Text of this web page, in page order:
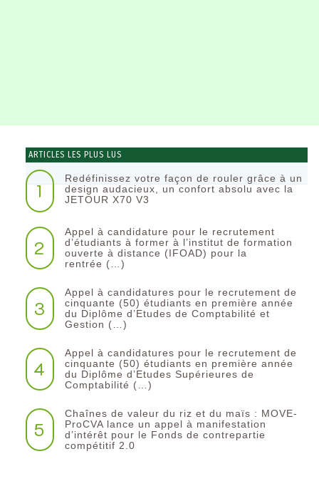
ARTICLES LES PLUS LUS
1
Redéfinissez votre façon de rouler grâce à un
design audacieux, un confort absolu avec la
JETOUR X70 V3
2
Appel à candidature pour le recrutement
d’étudiants à former à l’institut de formation
ouverte à distance (IFOAD) pour la
rentrée (…)
3
Appel à candidatures pour le recrutement de
cinquante (50) étudiants en première année
du Diplôme d’Etudes de Comptabilité et
Gestion (…)
4
Appel à candidatures pour le recrutement de
cinquante (50) étudiants en première année
du Diplôme d’Etudes Supérieures de
Comptabilité (…)
5
Chaînes de valeur du riz et du maïs : MOVE-
ProCVA lance un appel à manifestation
d’intérêt pour le Fonds de contrepartie
compétitif 2.0